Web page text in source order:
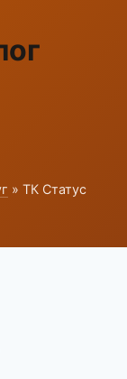
» ТК Статус